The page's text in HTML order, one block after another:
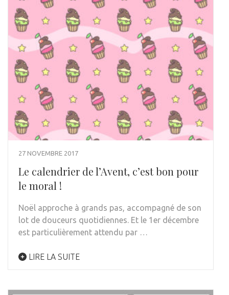
27 NOVEMBRE 2017
Le calendrier de l’Avent, c’est bon pour
le moral !
Noël approche à grands pas, accompagné de son
lot de douceurs quotidiennes. Et le 1er décembre
est particulièrement attendu par …
LIRE LA SUITE